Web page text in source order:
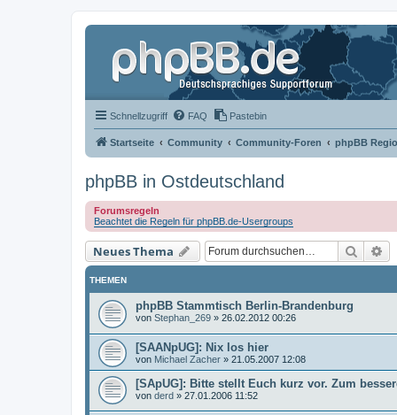
Schnellzugriff FAQ Pastebin
Startseite Community Community-Foren phpBB
phpBB in Ostdeutschland
Forumsregeln
Beachtet die Regeln für phpBB.de-Usergroups
Neues Thema Suche
THEMEN
phpBB Stammtisch Berlin-Brandenburg
von Stephan_269 » 26.02.2012 00:26
[SAANpUG]: Nix los hier
von Michael Zacher » 21.05.2007 12:08
[SApUG]: Bitte stellt Euch kurz vor. Zum
von derd » 27.01.2006 11:52